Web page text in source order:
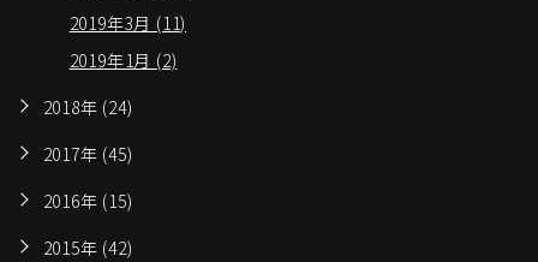
2019年3月 (11)
2019年1月 (2)
2018年 (24)
2017年 (45)
2016年 (15)
2015年 (42)